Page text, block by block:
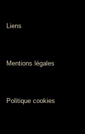
Liens
Mentions légales
Politique cookies